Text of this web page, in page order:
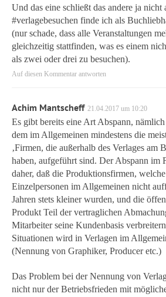
Und das eine schließt das andere ja
#verlagebesuchen finde ich als
(nur schade, dass alle Veranstaltungen
gleichzeitig stattfinden, was es einem
als zwei oder drei zu besuchen).
Auf diesen Kommentar antworten
Achim Mantscheff 21.04.2017 um 10:20
Es gibt bereits eine Art Abspann,
dem im Allgemeinen mindestens die
‚Firmen, die außerhalb des Verlages am
haben, aufgeführt sind. Der Abspann im
daher, daß die Produktionsfirmen,
Einzelpersonen im Allgemeinen nicht
Jahren stets kleiner wurden, und die
Produkt Teil der vertraglichen
Mitarbeiter seine Kundenbasis
Situationen wird in Verlagen im
(Nennung von Graphiker, Producer etc.)
Das Problem bei der Nennung von
nicht nur der Betriebsfrieden mit